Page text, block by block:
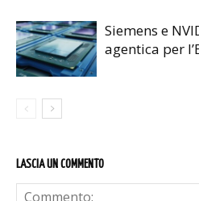
Siemens e
agentica per
LASCIA UN COMMENTO